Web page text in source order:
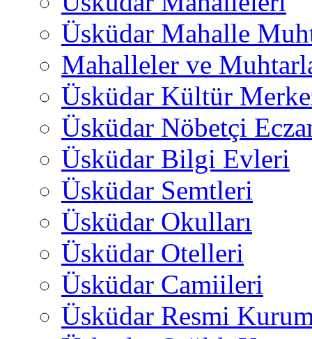
Üsküdar Mahalle
Mahalleler ve
Üsküdar Kültür
Üsküdar Nöbetçi
Üsküdar Bilgi Evleri
Üsküdar Semtleri
Üsküdar Okulları
Üsküdar Otelleri
Üsküdar Camiileri
Üsküdar Resmi